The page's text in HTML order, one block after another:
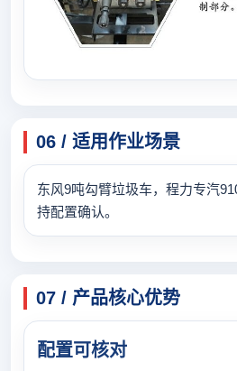
06 / 适用作业场景
东风9吨勾臂垃圾车，程力专汽
持配置确认。
07 / 产品核心优势
配置可核对